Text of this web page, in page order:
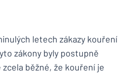
letech zákazy kouření
zákony byly postupně
běžné, že kouření je